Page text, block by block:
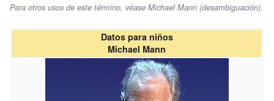
Para otros usos de este término, véase Michael Mann (desambiguación).
Datos para niños
Michael Mann